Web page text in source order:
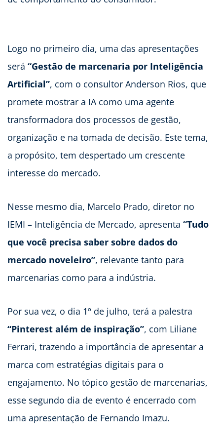
Logo no primeiro dia, uma das apresentações
será “Gestão de marcenaria por Inteligência
Artificial”, com o consultor Anderson Rios, que
promete mostrar a IA como uma agente
transformadora dos processos de gestão,
organização e na tomada de decisão. Este tema,
a propósito, tem despertado um crescente
interesse do mercado.
Nesse mesmo dia, Marcelo Prado, diretor no
IEMI – Inteligência de Mercado, apresenta “Tudo
que você precisa saber sobre dados do
mercado noveleiro”, relevante tanto para
marcenarias como para a indústria.
Por sua vez, o dia 1º de julho, terá a palestra
“Pinterest além de inspiração”, com Liliane
Ferrari, trazendo a importância de apresentar a
marca com estratégias digitais para o
engajamento. No tópico gestão de marcenarias,
esse segundo dia de evento é encerrado com
uma apresentação de Fernando Imazu.